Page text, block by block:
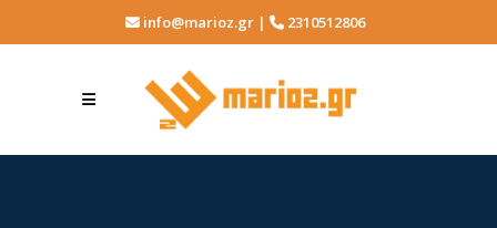
info@marioz.gr | 2310512806